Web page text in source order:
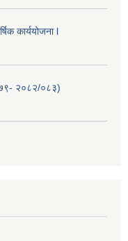
कार्ययोजना l
२०८२/०८३)